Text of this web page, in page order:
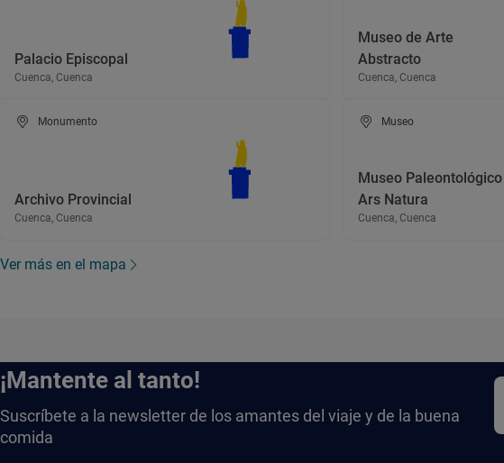
Palacio Episcopal
Cuenca, Cuenca
Museo de Arte
Abstracto
Cuenca, Cuenca
Monumento
Archivo Provincial
Cuenca, Cuenca
Museo
Museo Paleontológico
Ars Natura
Cuenca, Cuenca
Ver más en el mapa
¡Mantente al tanto!
Suscríbete a la newsletter de los amantes del viaje y de la buena
comida